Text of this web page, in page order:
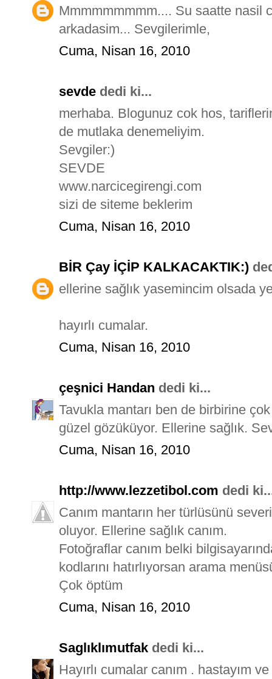
Mmmmmmmmm.... Su saatte nasil
arkadasim... Sevgilerimle,
Cuma, Nisan 16, 2010
sevde dedi ki...
merhaba. Blogunuz cok hos,
de mutlaka denemeliyim.
Sevgiler:)
SEVDE
www.narcicegirengi.com
sizi de siteme beklerim
Cuma, Nisan 16, 2010
BİR Çay İÇİP KALKACAKTIK:)
ellerine sağlık yasemincim olsada
hayırlı cumalar.
Cuma, Nisan 16, 2010
çeşnici Handan dedi ki...
Tavukla mantarı ben de birbirine
güzel gözüküyor. Ellerine sağlık.
Cuma, Nisan 16, 2010
http://www.lezzetibol.com dedi
Canım mantarın her türlüsünü
oluyor. Ellerine sağlık canım.
Fotoğraflar canım belki
kodlarını hatırlıyorsan arama
Çok öptüm
Cuma, Nisan 16, 2010
Saglıklımutfak dedi ki...
Hayırlı cumalar canım . hastayım